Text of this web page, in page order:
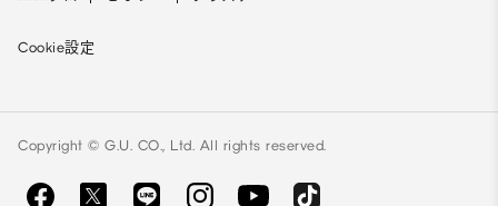
Cookie設定
Copyright © G.U. CO., Ltd. All rights reserved.